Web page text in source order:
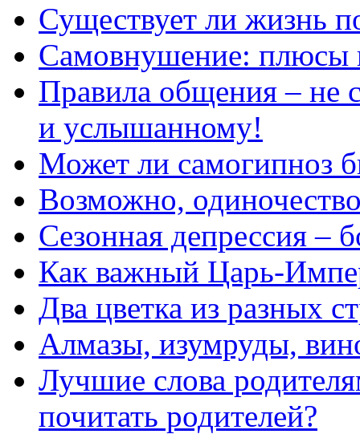
Существует ли жизнь
Самовнушение: плюсы
Правила общения – не
и услышанному!
Может ли самогипноз
Возможно,
Сезонная депрессия –
Как важный Царь-
Два цветка из разных
Алмазы, изумруды,
Лучшие слова
почитать родителей?